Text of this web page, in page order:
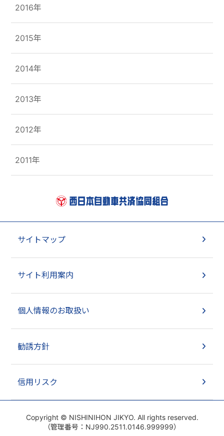
2016年
2015年
2014年
2013年
2012年
2011年
サイトマップ
サイト利用案内
個人情報のお取扱い
勧誘方針
信用リスク
Copyright © NISHINIHON JIKYO. All rights reserved.
（管理番号：NJ990.2511.0146.999999）